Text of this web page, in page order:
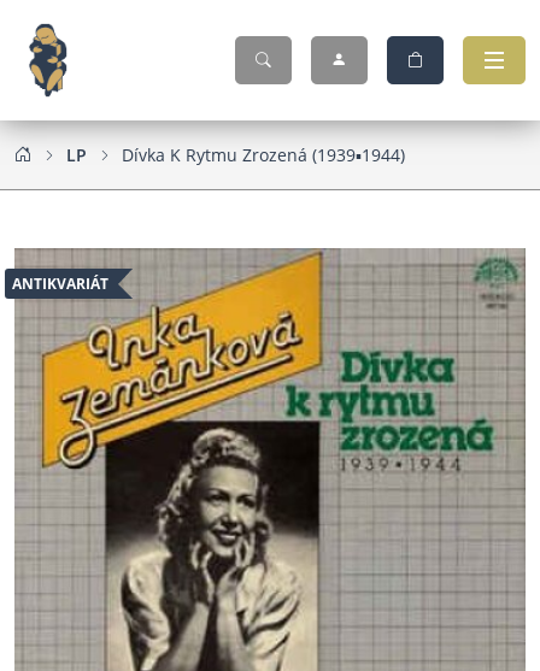
LP Dívka K Rytmu Zrozená (1939▪1944)
ANTIKVARIÁT